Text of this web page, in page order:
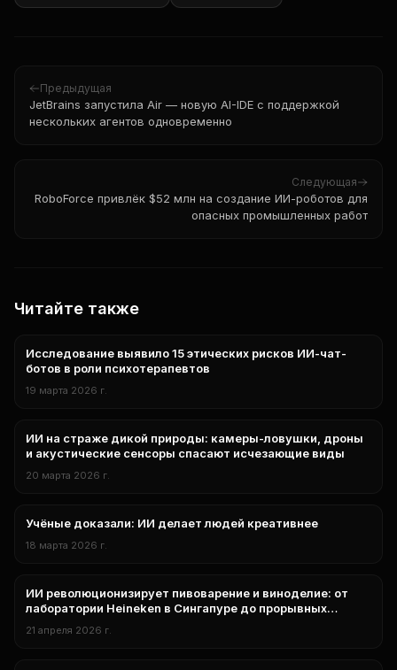
Предыдущая
JetBrains запустила Air — новую AI-IDE с поддержкой
нескольких агентов одновременно
Следующая
RoboForce привлёк $52 млн на создание ИИ-роботов для
опасных промышленных работ
Читайте также
исследования
Исследование выявило 15 этических рисков ИИ-чат-
ботов в роли психотерапевтов
19 марта 2026 г.
исследования
ИИ на страже дикой природы: камеры-ловушки, дроны
и акустические сенсоры спасают исчезающие виды
20 марта 2026 г.
исследования
Учёные доказали: ИИ делает людей креативнее
18 марта 2026 г.
нейросети
ИИ революционизирует пивоварение и виноделие: от
лаборатории Heineken в Сингапуре до прорывных
21 апреля 2026 г.